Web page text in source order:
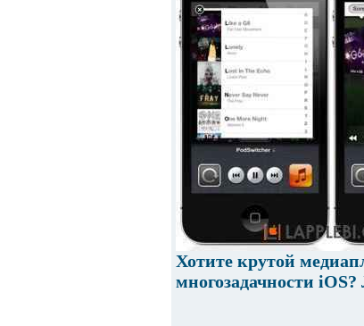
Хотите крутой
многозадачности iOS?